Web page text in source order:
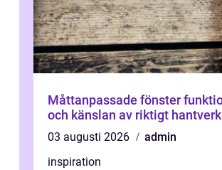
Måttanpassade fönster funktion, form
och känslan av riktigt hantverk
03 augusti 2026
admin
inspiration